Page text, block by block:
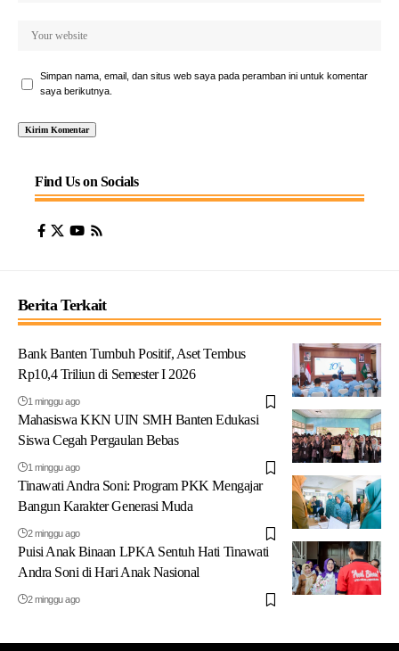
Simpan nama, email, dan situs web saya pada peramban ini untuk komentar
saya berikutnya.
Find Us on Socials
Berita Terkait
Bank Banten Tumbuh Positif, Aset Tembus
Rp10,4 Triliun di Semester I 2026
1 minggu ago
Mahasiswa KKN UIN SMH Banten Edukasi
Siswa Cegah Pergaulan Bebas
1 minggu ago
Tinawati Andra Soni: Program PKK Mengajar
Bangun Karakter Generasi Muda
2 minggu ago
Puisi Anak Binaan LPKA Sentuh Hati Tinawati
Andra Soni di Hari Anak Nasional
2 minggu ago